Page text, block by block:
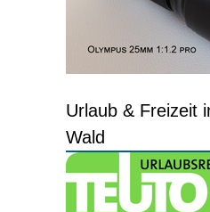
Urlaub & Freizeit
Wald